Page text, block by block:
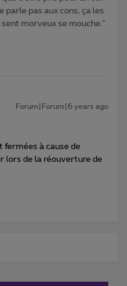
parle pas aux cons, ça les
morveux se mouche."
Forum|Forum|6 years ago
fermées à cause de
lors de la réouverture de